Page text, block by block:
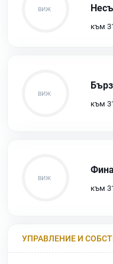
към
към
към
УПРАВЛЕНИЕ И